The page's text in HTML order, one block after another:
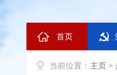
首页
当前位置： 主页 >